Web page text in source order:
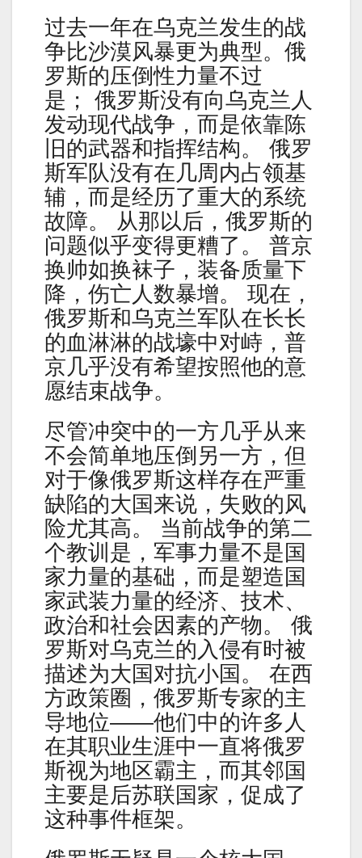
过去一年在乌克兰发生的战
争比沙漠风暴更为典型。俄
罗斯的压倒性力量不过
是； 俄罗斯没有向乌克兰人
发动现代战争，而是依靠陈
旧的武器和指挥结构。 俄罗
斯军队没有在几周内占领基
辅，而是经历了重大的系统
故障。 从那以后，俄罗斯的
问题似乎变得更糟了。 普京
换帅如换袜子，装备质量下
降，伤亡人数暴增。 现在，
俄罗斯和乌克兰军队在长长
的血淋淋的战壕中对峙，普
京几乎没有希望按照他的意
愿结束战争。
尽管冲突中的一方几乎从来
不会简单地压倒另一方，但
对于像俄罗斯这样存在严重
缺陷的大国来说，失败的风
险尤其高。 当前战争的第二
个教训是，军事力量不是国
家力量的基础，而是塑造国
家武装力量的经济、技术、
政治和社会因素的产物。 俄
罗斯对乌克兰的入侵有时被
描述为大国对抗小国。 在西
方政策圈，俄罗斯专家的主
导地位——他们中的许多人
在其职业生涯中一直将俄罗
斯视为地区霸主，而其邻国
主要是后苏联国家，促成了
这种事件框架。